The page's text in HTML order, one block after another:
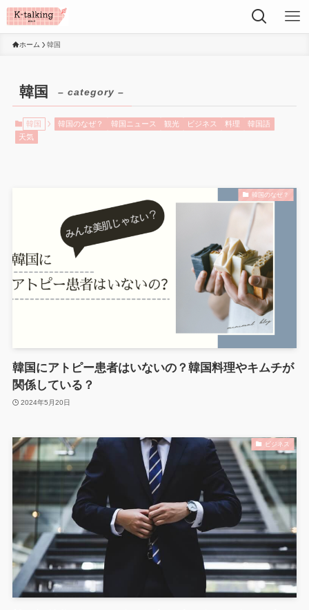
ホーム 韓国
韓国 – category –
韓国 韓国のなぜ？ 韓国ニュース 観光 ビジネス 料理
韓国語
天気
韓国のなぜ？
韓国にアトピー患者はいないの？韓国料理やキムチが
関係している？
2024年5月20日
ビジネス